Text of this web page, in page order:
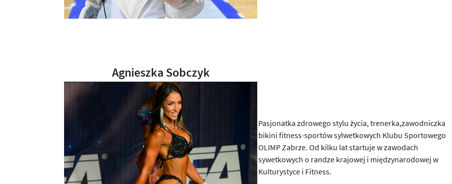
Agnieszka Sobczyk
Pasjonatka zdrowego stylu życia, trenerka,zawodniczka
bikini fitness-sportów sylwetkowych Klubu Sportowego
OLIMP Zabrze. Od kilku lat startuje w zawodach
sywetkowych o randze krajowej i międzynarodowej w
Kulturystyce i Fitness.